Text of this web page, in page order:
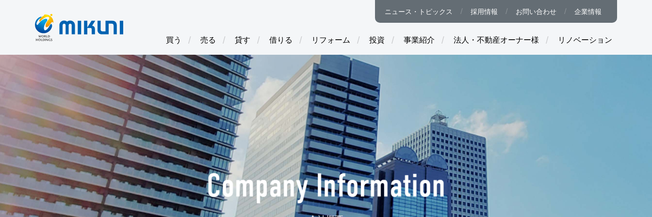
ニュース・トピックス 採用情報 お問い合わせ 企業情報
買う 売る 貸す 借りる リフォーム 投資 事業紹介 法人・不動産オーナー様 リノベーション